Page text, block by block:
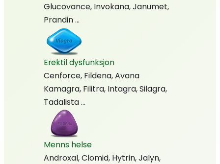
Glucovance, Invokana, Janumet,
Prandin …
Erektil dysfunksjon
Cenforce, Fildena, Avana
Kamagra, Filitra, Intagra, Silagra,
Tadalista …
Menns helse
Androxal, Clomid, Hytrin, Jalyn,